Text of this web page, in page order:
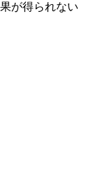
が得られない